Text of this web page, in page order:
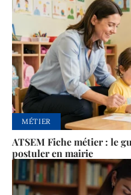
MÉTIER
ATSEM Fiche métier : le
postuler en mairie